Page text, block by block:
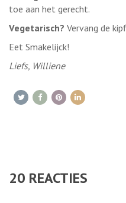
toe aan het gerecht.
Vegetarisch? Vervang de
Eet Smakelijck!
Liefs, Williene
20 REACTIES